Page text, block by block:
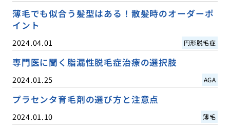
薄毛でも似合う髪型はある！散髪時のオーダーポ
イント
2024.04.01 円形脱毛症
専門医に聞く脂漏性脱毛症治療の選択肢
2024.01.25 AGA
プラセンタ育毛剤の選び方と注意点
2024.01.10 薄毛